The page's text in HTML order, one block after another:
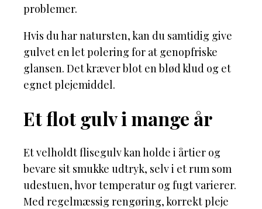
problemer.
Hvis du har natursten, kan du samtidig give
gulvet en let polering for at genopfriske
glansen. Det kræver blot en blød klud og et
egnet plejemiddel.
Et flot gulv i mange år
Et velholdt flisegulv kan holde i årtier og
bevare sit smukke udtryk, selv i et rum som
udestuen, hvor temperatur og fugt varierer.
Med regelmæssig rengøring, korrekt pleje